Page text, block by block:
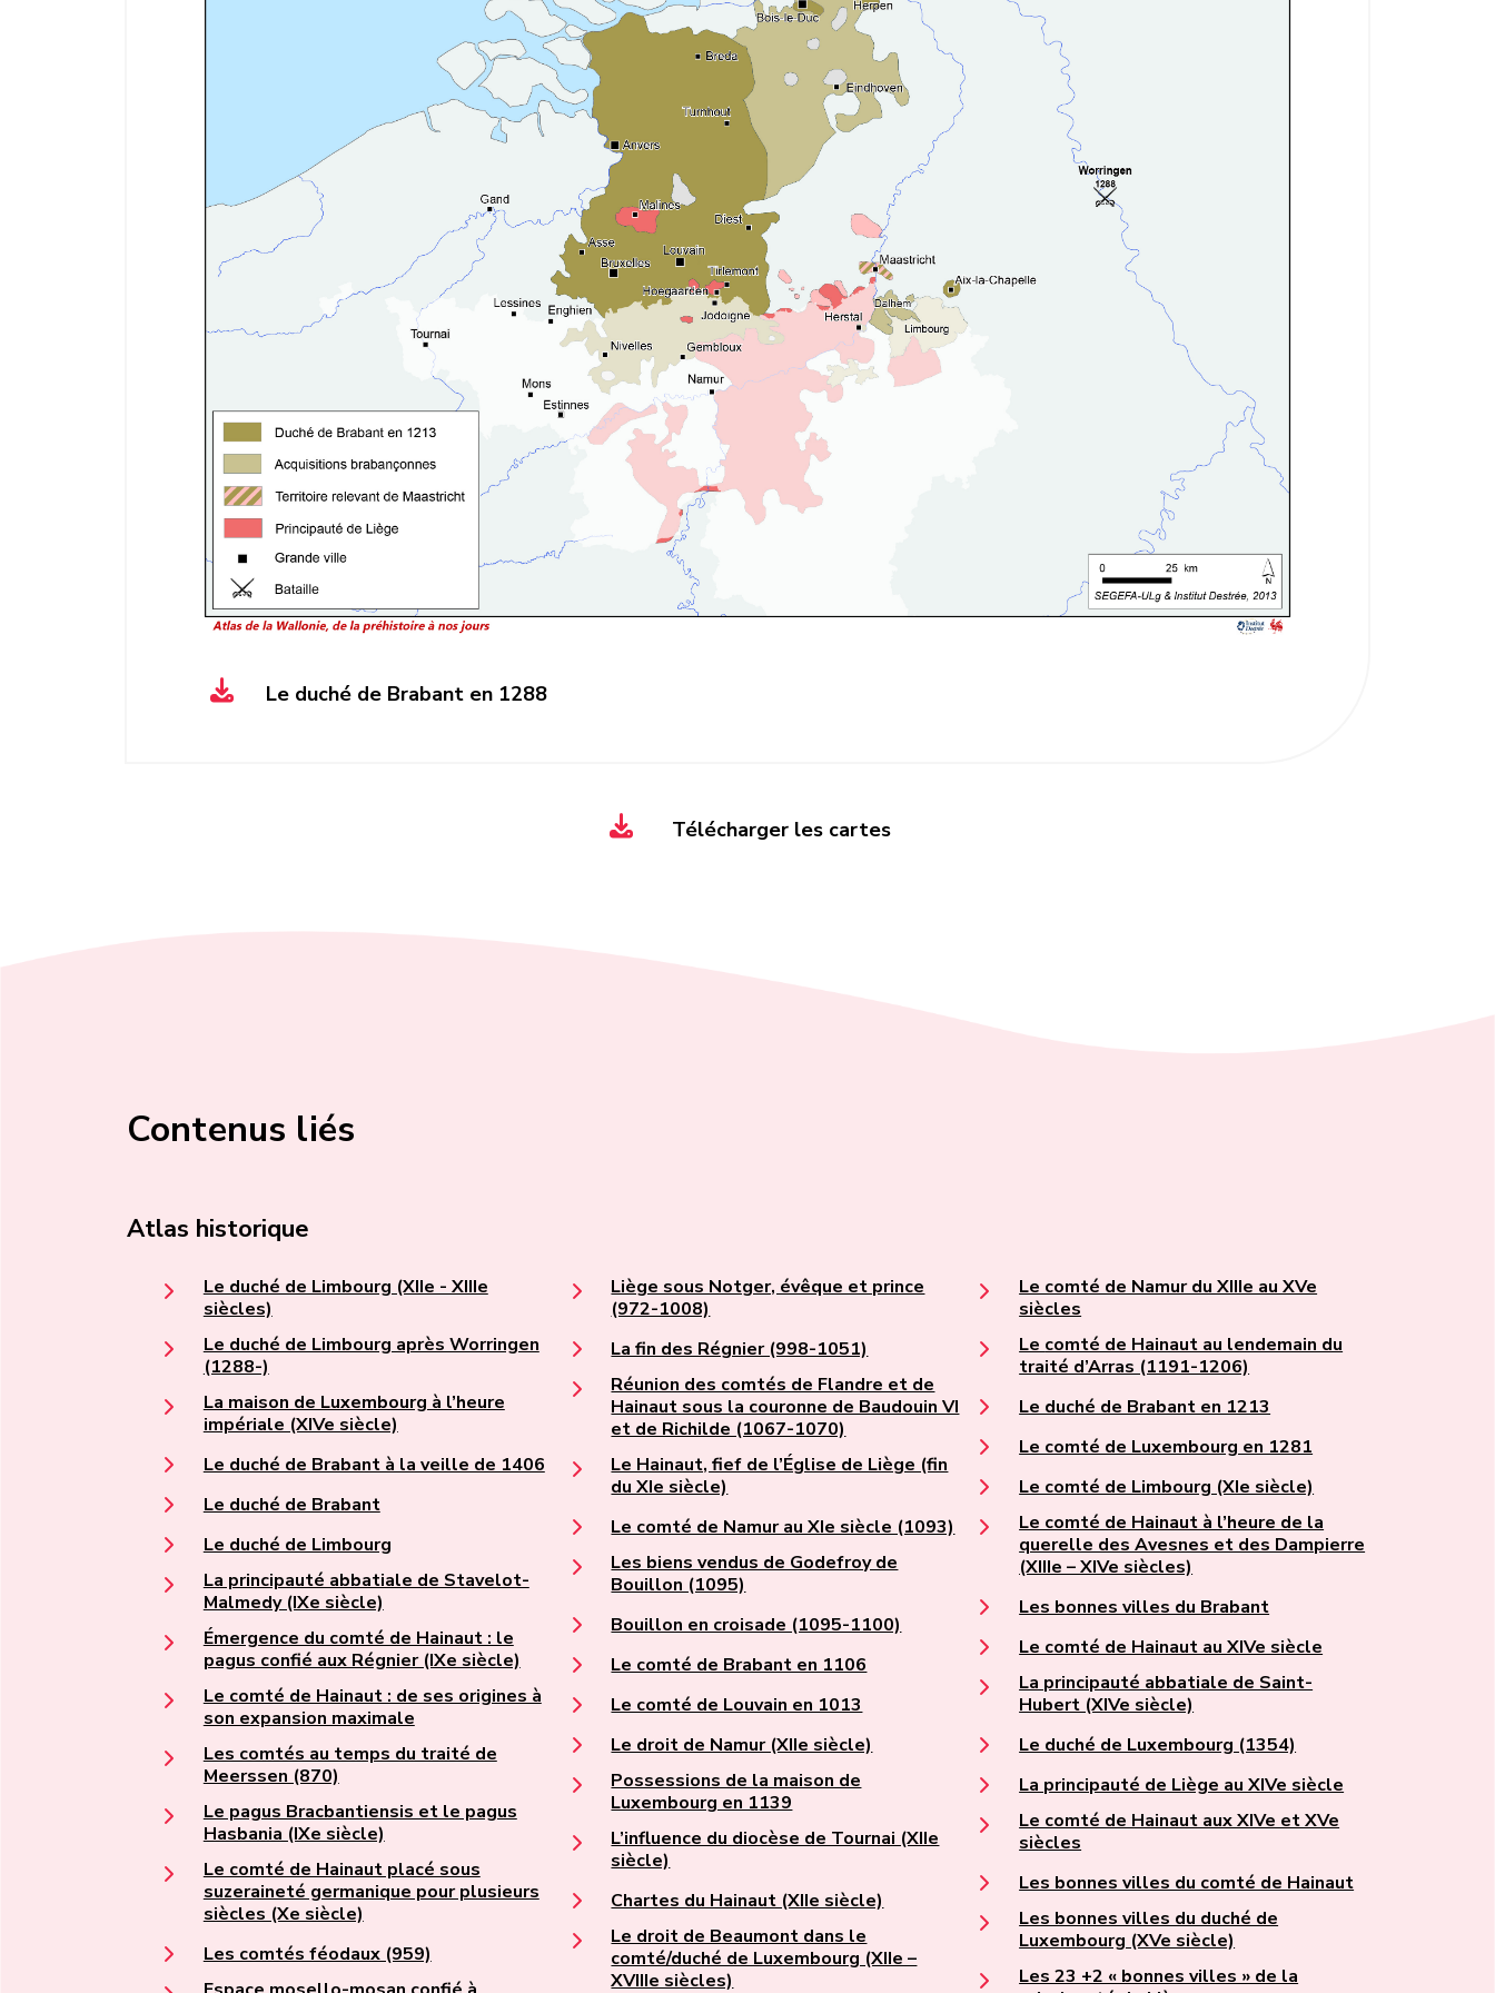
Le duché de Brabant en 1288
Télécharger les cartes
Contenus liés
Atlas historique
Le duché de Limbourg (XIIe - XIIIe
siècles)
Le duché de Limbourg après Worringen
(1288-)
La maison de Luxembourg à l’heure
impériale (XIVe siècle)
Le duché de Brabant à la veille de 1406
Le duché de Brabant
Le duché de Limbourg
La principauté abbatiale de Stavelot-
Malmedy (IXe siècle)
Émergence du comté de Hainaut : le
pagus confié aux Régnier (IXe siècle)
Le comté de Hainaut : de ses origines à
son expansion maximale
Les comtés au temps du traité de
Meerssen (870)
Le pagus Bracbantiensis et le pagus
Hasbania (IXe siècle)
Le comté de Hainaut placé sous
suzeraineté germanique pour plusieurs
siècles (Xe siècle)
Les comtés féodaux (959)
Liège sous Notger, évêque et prince
(972-1008)
La fin des Régnier (998-1051)
Réunion des comtés de Flandre et de
Hainaut sous la couronne de Baudouin VI
et de Richilde (1067-1070)
Le Hainaut, fief de l’Église de Liège (fin
du XIe siècle)
Le comté de Namur au XIe siècle (1093)
Les biens vendus de Godefroy de
Bouillon (1095)
Bouillon en croisade (1095-1100)
Le comté de Brabant en 1106
Le comté de Louvain en 1013
Le droit de Namur (XIIe siècle)
Possessions de la maison de
Luxembourg en 1139
L’influence du diocèse de Tournai (XIIe
siècle)
Chartes du Hainaut (XIIe siècle)
Le droit de Beaumont dans le
comté/duché de Luxembourg (XIIe –
XVIIIe siècles)
Le comté de Namur du XIIIe au XVe
siècles
Le comté de Hainaut au lendemain du
traité d’Arras (1191-1206)
Le duché de Brabant en 1213
Le comté de Luxembourg en 1281
Le comté de Limbourg (XIe siècle)
Le comté de Hainaut à l’heure de la
querelle des Avesnes et des Dampierre
(XIIIe – XIVe siècles)
Les bonnes villes du Brabant
Le comté de Hainaut au XIVe siècle
La principauté abbatiale de Saint-
Hubert (XIVe siècle)
Le duché de Luxembourg (1354)
La principauté de Liège au XIVe siècle
Le comté de Hainaut aux XIVe et XVe
siècles
Les bonnes villes du comté de Hainaut
Les bonnes villes du duché de
Luxembourg (XVe siècle)
Les 23 +2 « bonnes villes » de la